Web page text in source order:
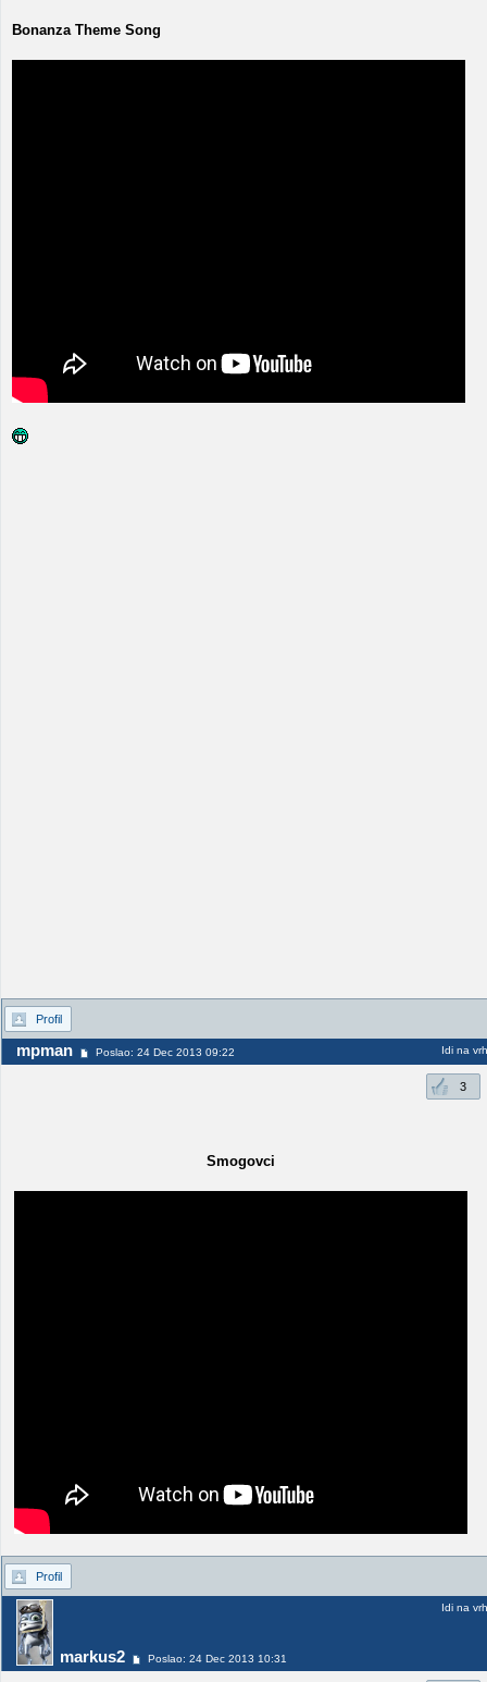
Bonanza Theme Song
Profil
mpman Poslao: 24 Dec 2013 09:22 Idi na vrh
3
Smogovci
Profil
markus2 Poslao: 24 Dec 2013 10:31
Idi na vrh